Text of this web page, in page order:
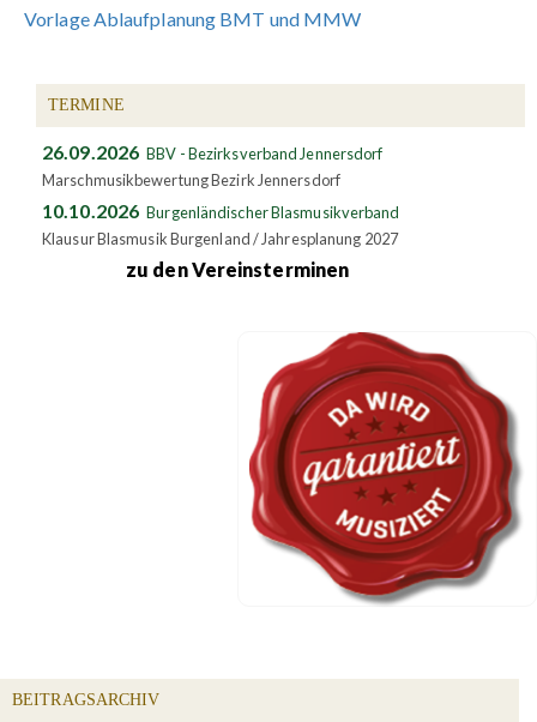
Vorlage Ablaufplanung BMT und MMW
TERMINE
26.09.2026 BBV - Bezirksverband Jennersdorf
Marschmusikbewertung Bezirk Jennersdorf
10.10.2026 Burgenländischer Blasmusikverband
Klausur Blasmusik Burgenland / Jahresplanung 2027
zu den Vereinsterminen
BEITRAGSARCHIV